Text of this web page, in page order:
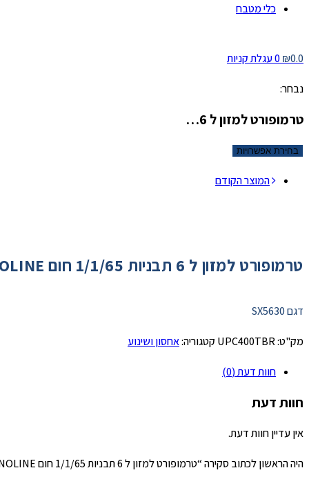
כלי מטבח
₪0.0
0 עגלת קניות
נבחר:
טרמופורט למזון ל 6…
בחירת אפשרויות
המוצר הקודם
טרמופורט למזון ל 6 תבניות 1/1/65 חום M-B ECONOLINE
דגם SX5630
מק"ט:UPC400TBRקטגוריה:אחסון ושינוע
חוות דעת (0)
חוות דעת
אין עדיין חוות דעת.
היה הראשון לכתוב סקירה “טרמופורט למזון ל 6 תבניות 1/1/65 חום M-B ECONOLINE”